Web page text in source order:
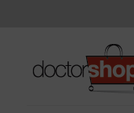
Hai appena